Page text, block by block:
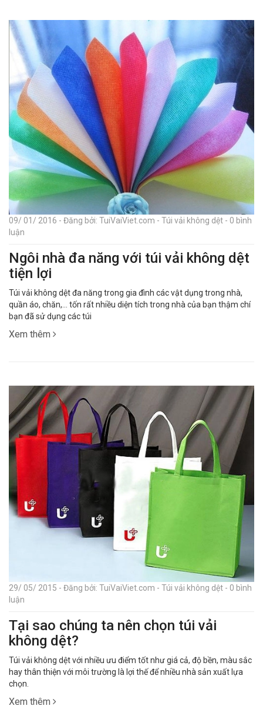
09/ 01/ 2016 - Đăng bởi: TuiVaiViet.com - Túi vải không dệt - 0 bình
luận
Ngôi nhà đa năng với túi vải không dệt
tiện lợi
Túi vải không dệt đa năng trong gia đình các vật dụng trong nhà,
quần áo, chăn,… tốn rất nhiều diện tích trong nhà của bạn thậm chí
bạn đã sử dụng các túi
Xem thêm
29/ 05/ 2015 - Đăng bởi: TuiVaiViet.com - Túi vải không dệt - 0 bình
luận
Tại sao chúng ta nên chọn túi vải
không dệt?
Túi vải không dệt với nhiều ưu điểm tốt như giá cả, độ bền, màu sắc
hay thân thiện với môi trường là lợi thế để nhiều nhà sản xuất lựa
chọn.
Xem thêm